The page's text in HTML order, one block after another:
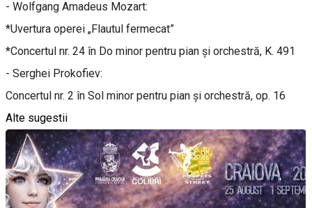
- Wolfgang Amadeus Mozart:
*Uvertura operei „Flautul fermecat”
*Concertul nr. 24 în Do minor pentru pian și orchestră, K. 491
- Serghei Prokofiev:
Concertul nr. 2 în Sol minor pentru pian și orchestră, op. 16
Alte sugestii